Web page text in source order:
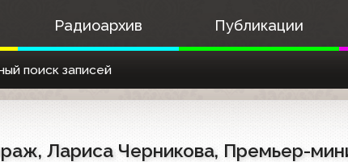
Радиоархив Публикации
поиск записей
Лариса Черникова, Премьер-